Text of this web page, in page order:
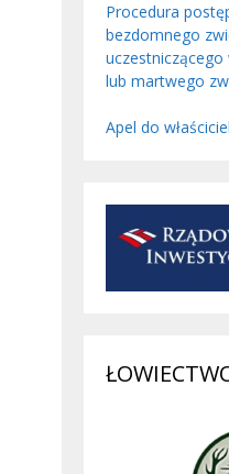
Procedura
bezdomnego
uczestniczącego
lub martwego
Apel do